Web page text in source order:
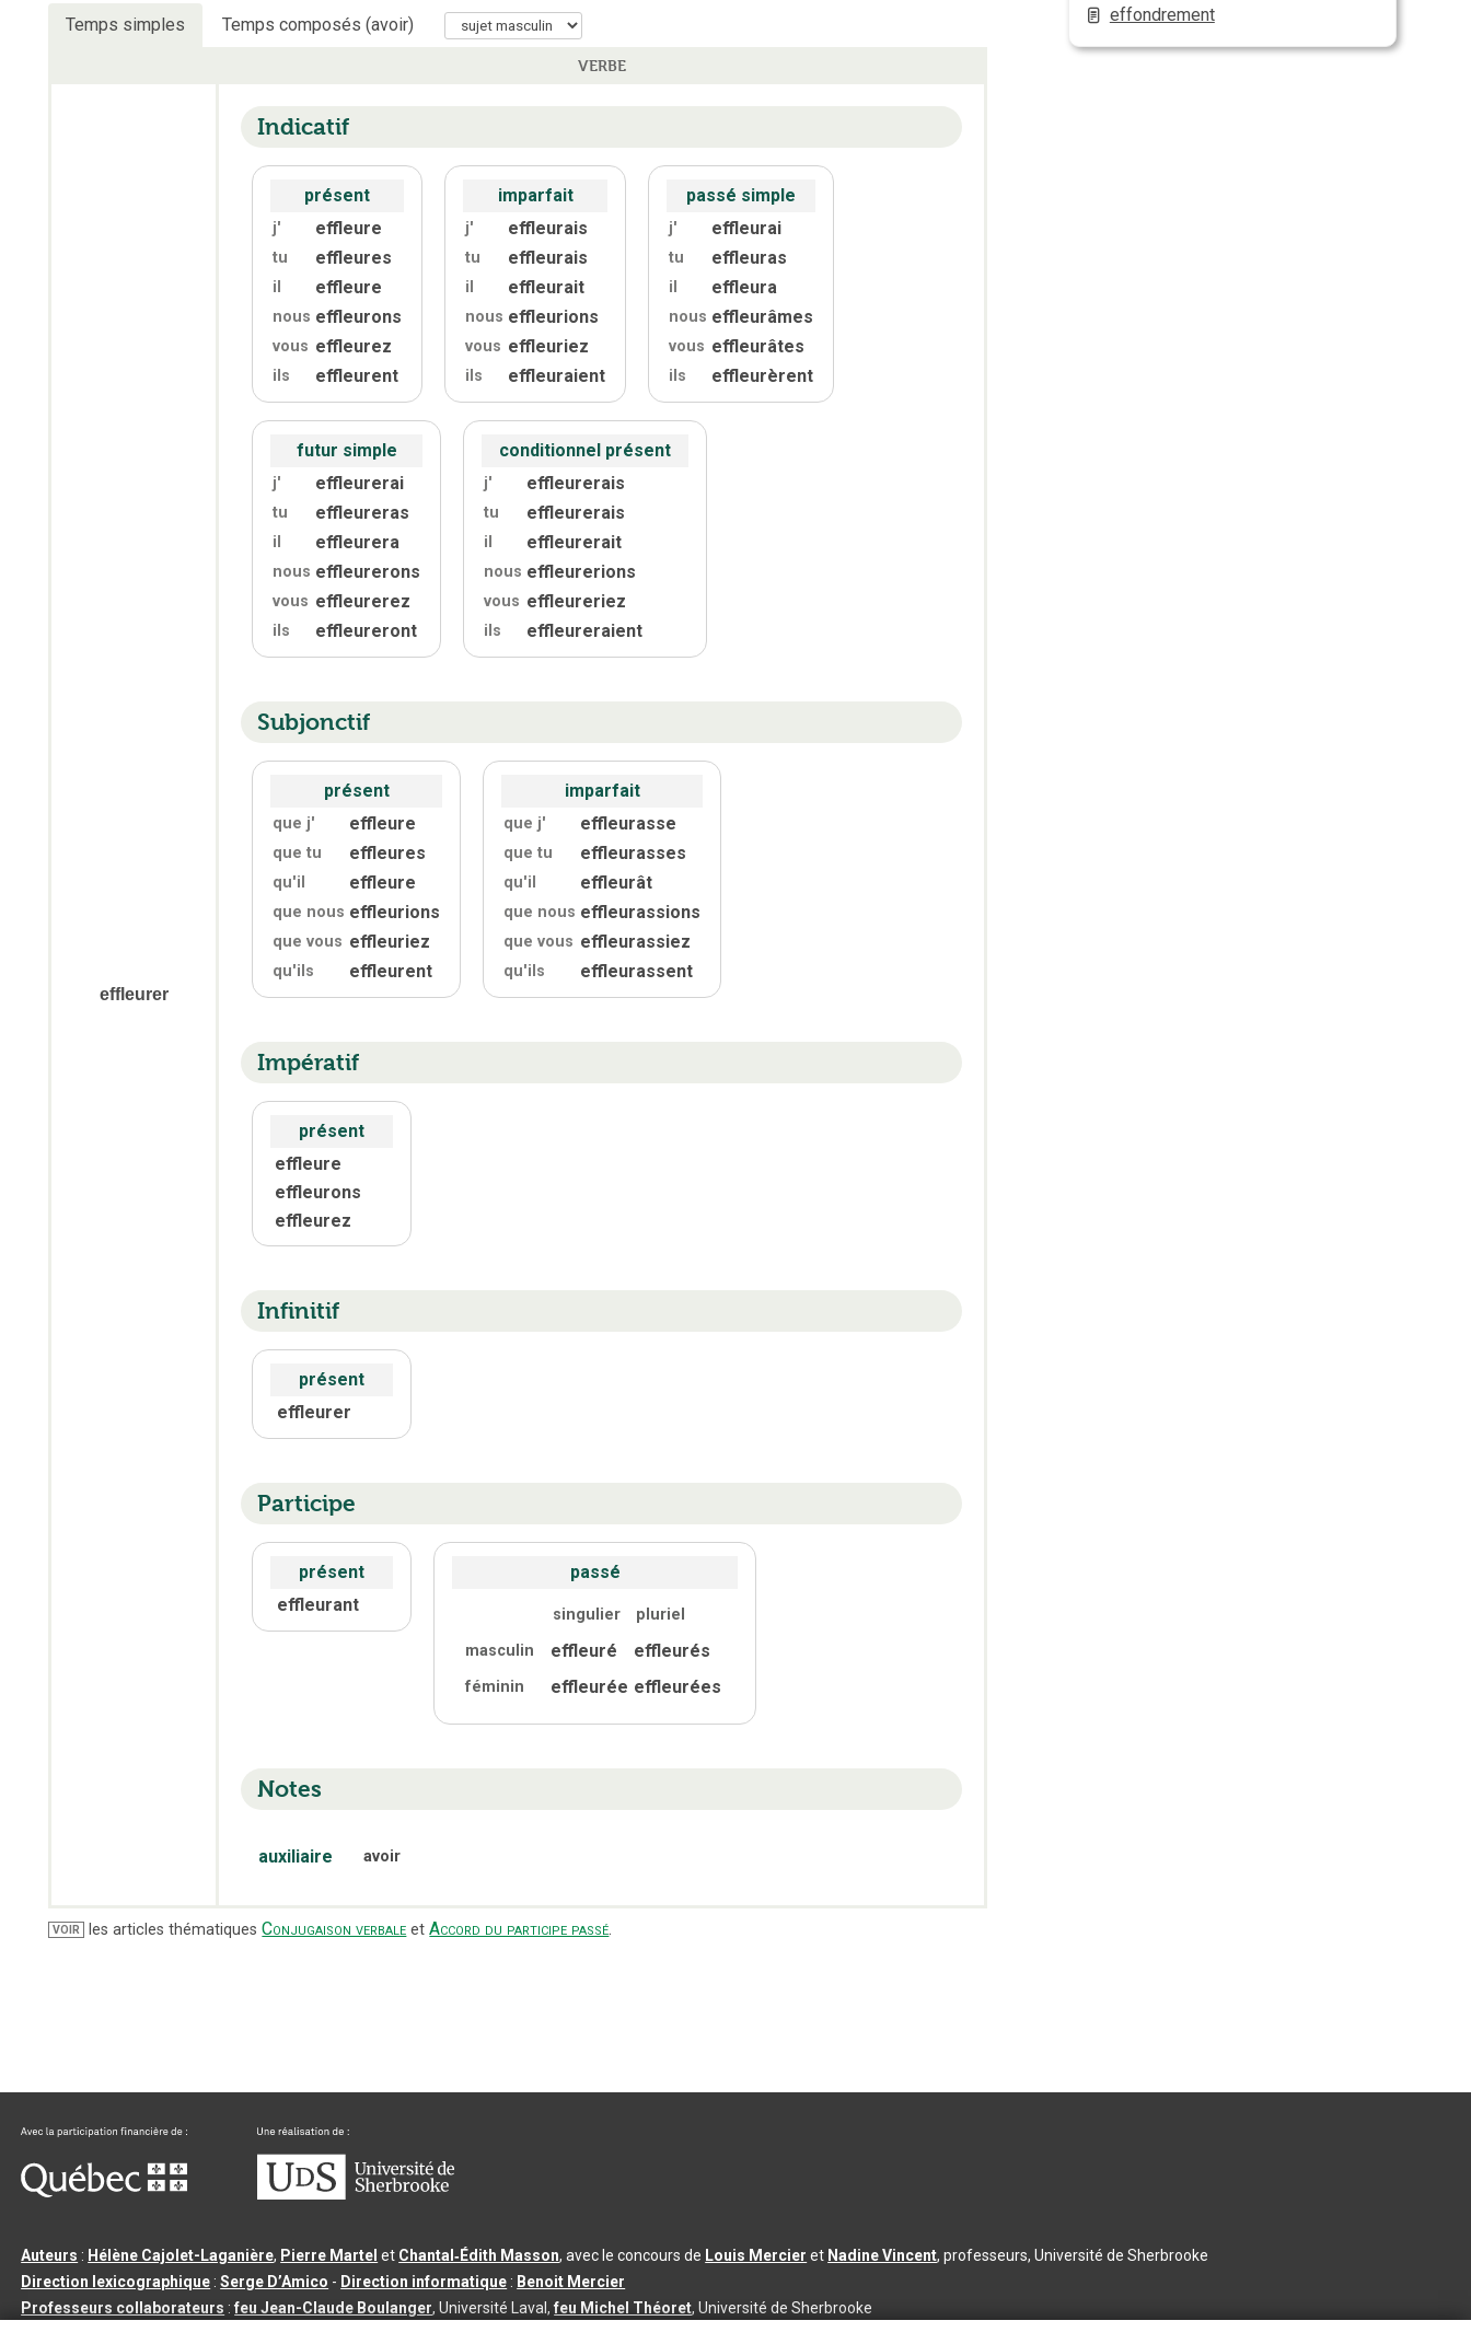
Temps simples Temps composés (avoir)
VERBE
effleurer
Indicatif
présent
j' effleure
tu effleures
il effleure
nous effleurons
vous effleurez
ils effleurent
imparfait
j' effleurais
tu effleurais
il effleurait
nous effleurions
vous effleuriez
ils effleuraient
passé simple
j' effleurai
tu effleuras
il effleura
nous effleurâmes
vous effleurâtes
ils effleurèrent
futur simple
j' effleurerai
tu effleureras
il effleurera
nous effleurerons
vous effleurerez
ils effleureront
conditionnel présent
j' effleurerais
tu effleurerais
il effleurerait
nous effleurerions
vous effleureriez
ils effleureraient
Subjonctif
présent
que j' effleure
que tu effleures
qu'il effleure
que nous effleurions
que vous effleuriez
qu'ils effleurent
imparfait
que j' effleurasse
que tu effleurasses
qu'il effleurât
que nous effleurassions
que vous effleurassiez
qu'ils effleurassent
Impératif
présent
effleure
effleurons
effleurez
Infinitif
présent
effleurer
Participe
présent
effleurant
passé
singulier
pluriel
masculin
effleuré effleurés
féminin effleurée effleurées
Notes
auxiliaire avoir
VOIR les articles thématiques Conjugaison verbale etAccord du participe passé.
effondrement
Auteurs : Hélène Cajolet-Laganière, Pierre Martel et Chantal‑Édith Masson, avec le concours de Louis Mercier et Nadine Vincent, professeurs, Université de Sherbrooke
Direction lexicographique :Serge D’Amico - Direction informatique : Benoit Mercier
Professeurs collaborateurs :feu Jean-Claude Boulanger, Université Laval,feu Michel Théoret, Université de Sherbrooke